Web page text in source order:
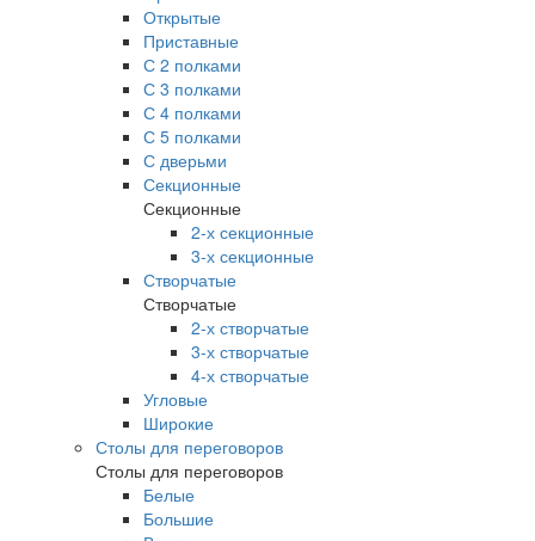
Открытые
Приставные
С 2 полками
С 3 полками
С 4 полками
С 5 полками
С дверьми
Секционные
Секционные
2-х секционные
3-х секционные
Створчатые
Створчатые
2-х створчатые
3-х створчатые
4-х створчатые
Угловые
Широкие
Столы для переговоров
Столы для переговоров
Белые
Большие